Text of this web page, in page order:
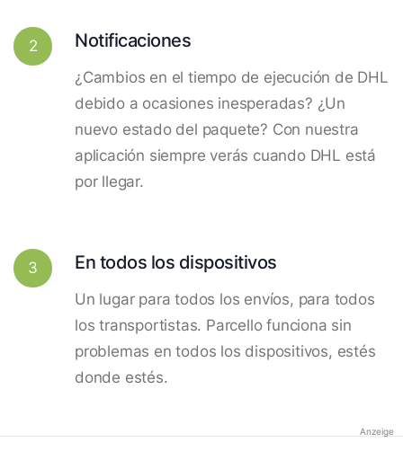
2 Notificaciones
¿Cambios en el tiempo de ejecución de DHL
debido a ocasiones inesperadas? ¿Un
nuevo estado del paquete? Con nuestra
aplicación siempre verás cuando DHL está
por llegar.
3 En todos los dispositivos
Un lugar para todos los envíos, para todos
los transportistas. Parcello funciona sin
problemas en todos los dispositivos, estés
donde estés.
Anzeige